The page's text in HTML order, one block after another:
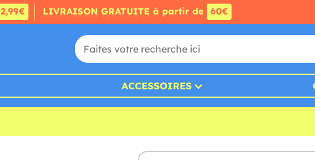
2,99€ LIVRAISON GRATUITE à partir de 60€
ACCESSOIRES